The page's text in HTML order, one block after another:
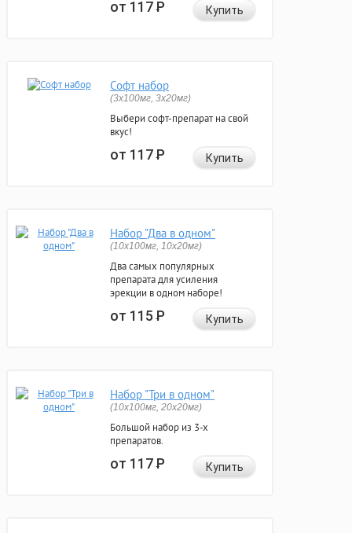
от 117Р Купить
Софт набор
(3x100мг, 3x20мг)
Выбери софт-препарат на свой
вкус!
от 117Р Купить
Набор "Два в одном"
(10x100мг, 10x20мг)
Два самых популярных
препарата для усиления
эрекции в одном наборе!
от 115Р Купить
Набор "Три в одном"
(10x100мг, 20x20мг)
Большой набор из 3-х
препаратов.
от 117Р Купить